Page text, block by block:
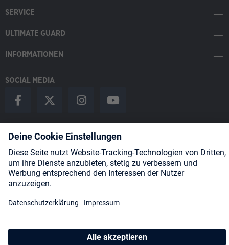
SERVICE
ULTIMATE GUARD
INFORMATIONEN
SOCIAL MEDIA
Payment Methods
Shipping